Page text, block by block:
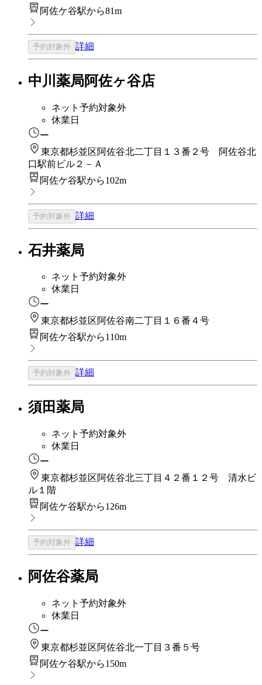
阿佐ケ谷駅から81m
予約対象外 詳細
中川薬局阿佐ヶ谷店
ネット予約対象外
休業日
ー
東京都杉並区阿佐谷北二丁目１３番２号 阿佐谷北
口駅前ビル２－Ａ
阿佐ケ谷駅から102m
予約対象外 詳細
石井薬局
ネット予約対象外
休業日
ー
東京都杉並区阿佐谷南二丁目１６番４号
阿佐ケ谷駅から110m
予約対象外 詳細
須田薬局
ネット予約対象外
休業日
ー
東京都杉並区阿佐谷北三丁目４２番１２号 清水ビ
ル１階
阿佐ケ谷駅から126m
予約対象外 詳細
阿佐谷薬局
ネット予約対象外
休業日
ー
東京都杉並区阿佐谷北一丁目３番５号
阿佐ケ谷駅から150m